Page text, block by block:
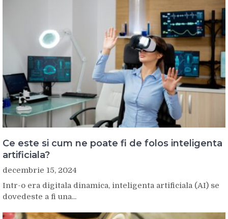
Ce este si cum ne poate fi de folos inteligenta
artificiala?
decembrie 15, 2024
Intr-o era digitala dinamica, inteligenta artificiala (AI) se
dovedeste a fi una...